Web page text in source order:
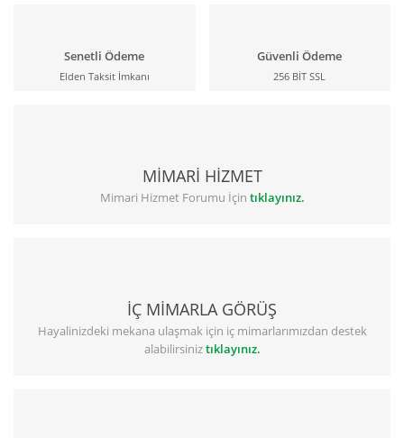
Senetli Ödeme
Elden Taksit İmkanı
Güvenli Ödeme
256 BİT SSL
MİMARİ HİZMET
Mimari Hizmet Forumu İçin tıklayınız.
İÇ MİMARLA GÖRÜŞ
Hayalinizdeki mekana ulaşmak için iç mimarlarımızdan destek
alabilirsiniztıklayınız.